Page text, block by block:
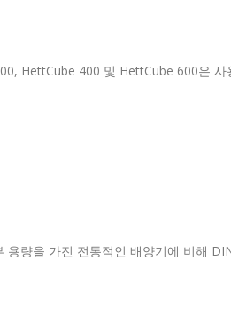
HettCube 400 및 HettCube 600은
량을 가진 전통적인 배양기에 비해